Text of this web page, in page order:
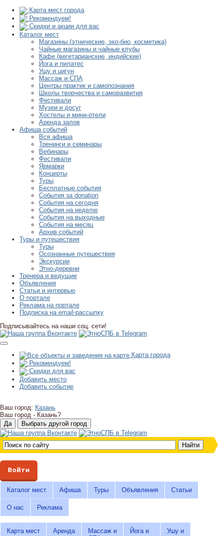
Карта мест города
Рекомендуем!
Скидки и акции для вас
Каталог мест
Магазины (этнические, эко-био, косметика)
Чайные магазины и чайные клубы
Кафе (вегетарианские, индийские)
Йога и пилатес
Ушу и цигун
Массаж и СПА
Центры практик и самопознания
Школы творчества и саморазвития
Фестивали
Музеи и досуг
Хостелы и мини-отели
Аренда залов
Афиша событий
Вся афиша
Тренинги и семинары
Вебинары
Фестивали
Ярмарки
Концерты
Туры
Бесплатные события
События за donation
События на сегодня
События на неделю
События на выходные
События на месяц
Архив событий
Туры и путешествия
Туры
Осознанные путешествия
Экскурсии
Этно-деревни
Тренера и ведущие
Объявления
Статьи и интервью
О портале
Реклама на портале
Подписка на email-рассылку
Подписывайтесь на наши соц. сети!
Карта города
Рекомендуем!
Скидки для вас
Добавить место
Добавить событие
Ваш город: Казань
Ваш город - Казань?
Войти
Каталог мест Афиша Туры Объявления Статьи
О нас Реклама
Карта мест
Аренда
Массаж и
Йога и
Ушу и